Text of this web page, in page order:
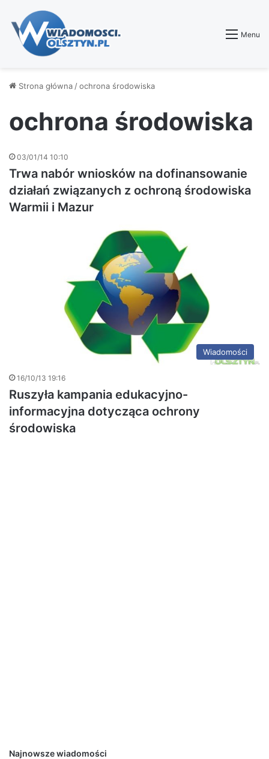
Menu
Strona główna /ochrona środowiska
ochrona środowiska
03/01/14 10:10
Trwa nabór wniosków na dofinansowanie
działań związanych z ochroną środowiska
Warmii i Mazur
Wiadomości
16/10/13 19:16
Ruszyła kampania edukacyjno-
informacyjna dotycząca ochrony
środowiska
Najnowsze wiadomości